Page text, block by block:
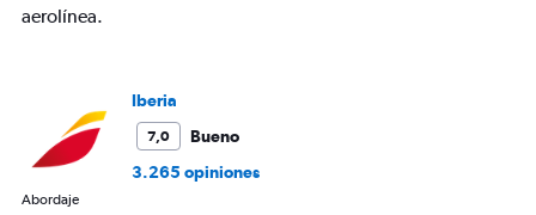
axis
to
900.
aerolínea.
Iberia
7,0
Bueno
3.265 opiniones
Abordaje